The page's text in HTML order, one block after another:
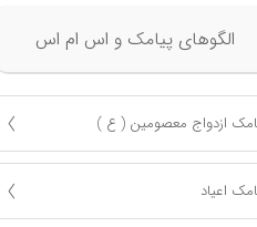
الگوهای پیامک و اس ام اس
ازدواج معصومين ( ع )
اعياد